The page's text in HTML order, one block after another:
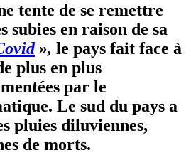
tente de se remettre
subies en raison de sa
», le pays fait face à
plus en plus
par le
Le sud du pays a
pluies diluviennes,
de morts.